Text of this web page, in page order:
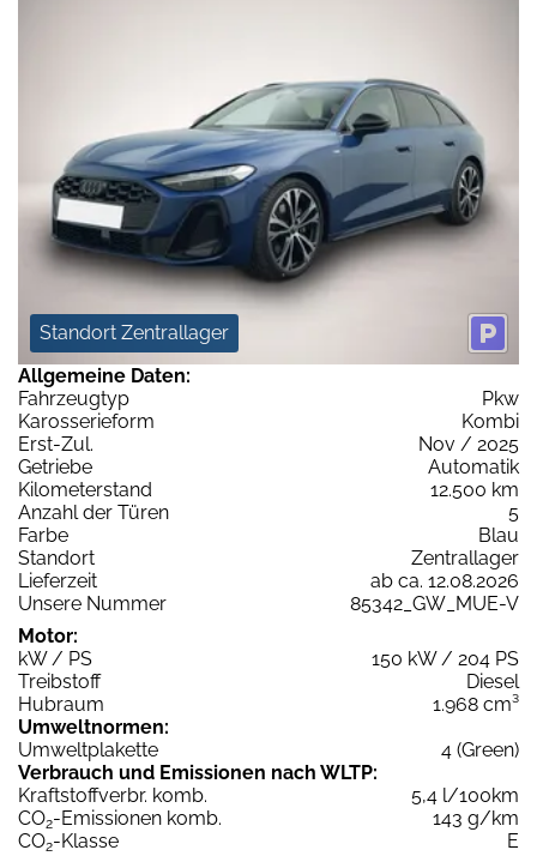
Standort Zentrallager
Allgemeine Daten:
Fahrzeugtyp
Pkw
Karosserieform
Kombi
Erst-Zul.
Nov / 2025
Getriebe
Automatik
Kilometerstand
12.500 km
Anzahl der Türen
5
Farbe
Blau
Standort
Zentrallager
Lieferzeit
ab ca. 12.08.2026
Unsere Nummer
85342_GW_MUE-V
Motor:
kW / PS
150 kW / 204 PS
Treibstoff
Diesel
Hubraum
1.968 cm³
Umweltnormen:
Umweltplakette
4 (Green)
Verbrauch und Emissionen nach WLTP:
Kraftstoffverbr. komb.
5,4 l/100km
CO2-Emissionen komb.
143 g/km
CO2-Klasse
E